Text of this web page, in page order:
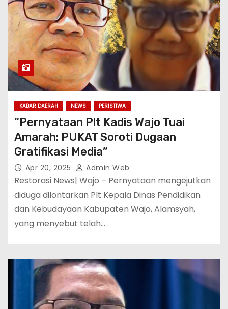
KABAR DAERAH NEWS PERISTIWA
“Pernyataan Plt Kadis Wajo Tuai
Amarah: PUKAT Soroti Dugaan
Gratifikasi Media”
Apr 20, 2025 Admin Web
Restorasi News| Wajo – Pernyataan mengejutkan
diduga dilontarkan Plt Kepala Dinas Pendidikan
dan Kebudayaan Kabupaten Wajo, Alamsyah,
yang menyebut telah…